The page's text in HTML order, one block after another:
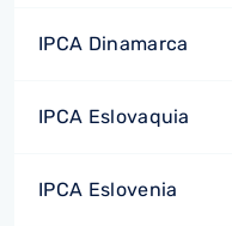
IPCA Dinamarca
IPCA Eslovaquia
IPCA Eslovenia